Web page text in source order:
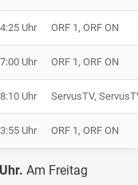
Uhr ORF 1, ORF ON
Uhr ORF 1, ORF ON
Uhr ServusTV,
Uhr ORF 1, ORF ON
Am Freitag